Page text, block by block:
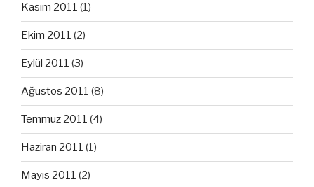
Kasım 2011 (1)
Ekim 2011 (2)
Eylül 2011 (3)
Ağustos 2011 (8)
Temmuz 2011 (4)
Haziran 2011 (1)
Mayıs 2011 (2)